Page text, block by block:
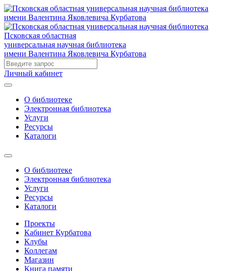
Псковская областная
универсальная научная библиотека
имени Валентина Яковлевича Курбатова
Личный кабинет
О библиотеке
Электронная библиотека
Услуги
Ресурсы
Каталоги
О библиотеке
Электронная библиотека
Услуги
Ресурсы
Каталоги
Проекты
Кабинет Курбатова
Клубы
Коллегам
Магазин
Книга памяти